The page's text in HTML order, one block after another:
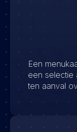
Een
een selectie
ten aanval